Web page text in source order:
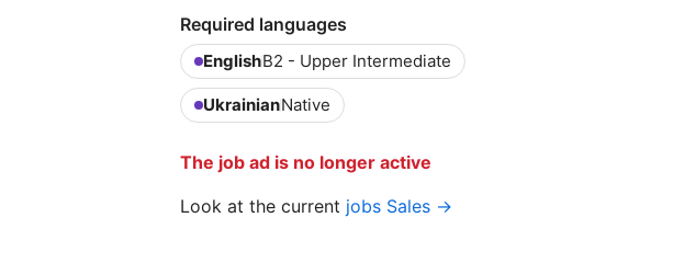
Required languages
EnglishB2 - Upper Intermediate
UkrainianNative
The job ad is no longer active
Look at the current jobs Sales →